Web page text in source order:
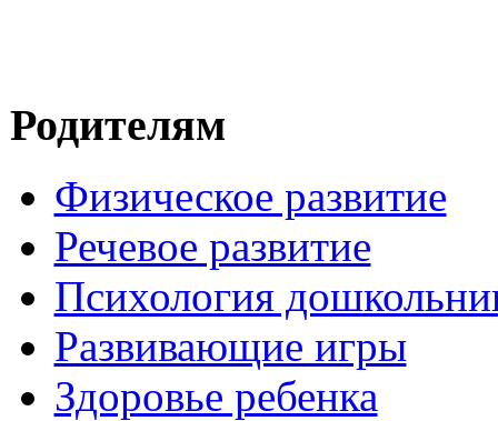
Родителям
Физическое развитие
Речевое развитие
Психология
Развивающие игры
Здоровье ребенка